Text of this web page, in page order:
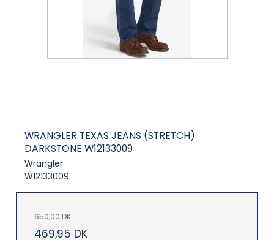
WRANGLER TEXAS JEANS (STRETCH)
DARKSTONE W12133009
Wrangler
W12133009
650,00 DK
469,95 DK